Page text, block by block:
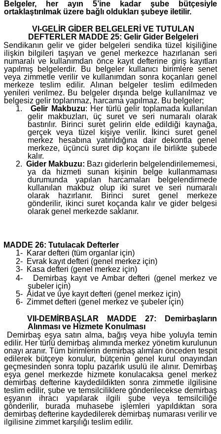
Belgeler, her ayın 5’ine kadar şube bütçesiyle
ortaklaştırılmak üzere bağlı oldukları şubeye iletilir.
VI-GELİR GİDER BELGELERİ VE TUTULAN
DEFTERLER MADDE 25: Gelir Gider Belgeleri
Sendikanın gelir ve gider belgeleri sendika tüzel kişiliğine
ilişkin bilgileri taşıyan ve genel merkezce hazırlanan seri
numaralı ve kullanımdan önce kayıt defterine giriş kayıtları
yapılmış belgelerdir. Bu belgeler kullanıcı birimlere senet
veya zimmetle verilir ve kullanımdan sonra koçanları genel
merkeze teslim edilir. Alınan belgeler teslim edilmeden
yenileri verilmez. Bu belgeler dışında belge kullanılmaz ve
belgesiz gelir toplanmaz, harcama yapılmaz. Bu belgeler;
1.
Gelir Makbuzu: Her türlü gelir toplamada kullanılan
gelir makbuzları, üç suret ve seri numaralı olarak
bastırılır. Birinci suret gelirin elde edildiği kaynağa,
gerçek veya tüzel kişiye verilir. İkinci suret genel
merkez hesabına yatırıldığına dair dekontla genel
merkeze, üçüncü suret dip koçanı ile birlikte şubede
kalır.
2. Gider Makbuzu: Bazı giderlerin belgelendirilememesi,
ya da hizmeti sunan kişinin belge kullanmaması
durumunda yapılan harcamaları belgelendirmede
kullanılan makbuz olup iki suret ve seri numaralı
olarak hazırlanır. Birinci suret genel merkeze
gönderilir, ikinci suret koçanda kalır ve gider belgesi
olarak genel merkezde saklanır.
MADDE 26: Tutulacak Defterler
1- Karar defteri (tüm organlar için)
2- Evrak kayıt defteri (genel merkez için)
3- Kasa defteri (genel merkez için)
4-
Demirbaş kayıt ve Ambar defteri (genel merkez ve
şubeler için)
5- Aidat ve üye kayıt defteri (genel merkez için)
6- Zimmet defteri (genel merkez ve şubeler için)
VII-DEMİRBAŞLAR MADDE 27: Demirbaşların
Alınması ve Hizmete Konulması
Demirbaş eşya satın alma, bağış veya hibe yoluyla temin
edilir. Her türlü demirbaş alımında merkez yönetim kurulunun
onayı aranır. Tüm birimlerin demirbaş alımları önceden tespit
edilerek bütçeye konulur, bütçenin genel kurul onayından
geçmesinden sonra toplu pazarlık usulü ile alınır. Demirbaş
eşya genel merkezde hizmete konulacaksa genel merkez
demirbaş defterine kaydedildikten sonra zimmetle ilgilisine
teslim edilir, şube ve temsilciliklere gönderilecekse demirbaş
eşyanın ihracı yapılarak ilgili şube veya temsilciliğe
gönderilir, burada muhasebe işlemleri yapıldıktan sora
demirbaş defterine kaydedilerek demirbaş numarası verilir ve
ilgilisine zimmet karşılığı teslim edilir.